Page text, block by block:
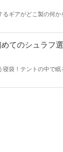
ギアがどこ製の何
の使ってるシュラ
てのシュラフ選
袋！テントの中で
されています。 本